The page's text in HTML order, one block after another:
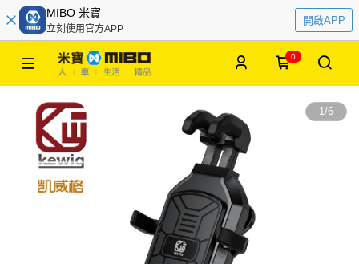
MIBO 米寶
立刻使用官方APP
開啟APP
0
1/6